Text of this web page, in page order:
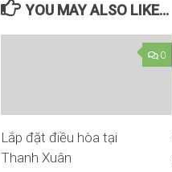
YOU MAY ALSO LIKE...
0
Lắp đặt điều hòa tại
Thanh Xuân